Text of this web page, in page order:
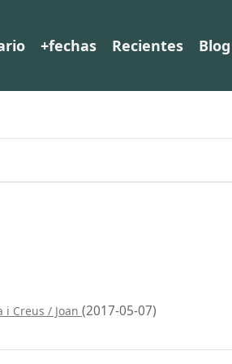
+fechas Recientes Blog
Creus / Joan (2017-05-07)